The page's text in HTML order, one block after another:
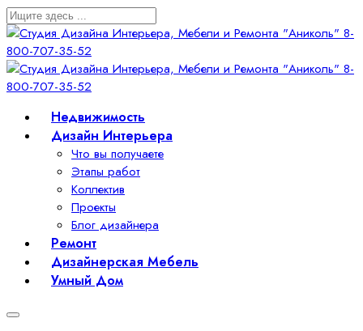
Недвижимость
Дизайн Интерьера
Что вы получаете
Этапы работ
Коллектив
Проекты
Блог дизайнера
Ремонт
Дизайнерская Мебель
Умный Дом